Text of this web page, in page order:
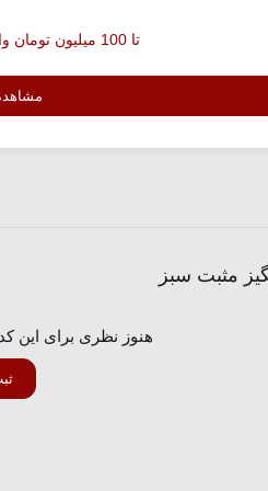
تا 100 میلیون تومان وام خرید کالا از اسنپ شاپ
هنوز نظری برای این